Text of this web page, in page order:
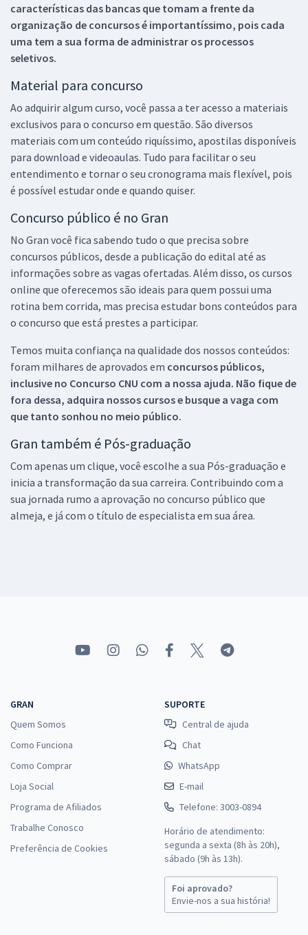
características das bancas que tomam a frente da
organização de concursos é importantíssimo, pois cada
uma tem a sua forma de administrar os processos
seletivos.
Material para concurso
Ao adquirir algum curso, você passa a ter acesso a materiais
exclusivos para o concurso em questão. São diversos
materiais com um conteúdo riquíssimo, apostilas disponíveis
para download e videoaulas. Tudo para facilitar o seu
entendimento e tornar o seu cronograma mais flexível, pois
é possível estudar onde e quando quiser.
Concurso público é no Gran
No Gran você fica sabendo tudo o que precisa sobre
concursos públicos, desde a publicação do edital até as
informações sobre as vagas ofertadas. Além disso, os cursos
online que oferecemos são ideais para quem possui uma
rotina bem corrida, mas precisa estudar bons conteúdos para
o concurso que está prestes a participar.
Temos muita confiança na qualidade dos nossos conteúdos:
foram milhares de aprovados em concursos públicos,
inclusive no Concurso CNU com a nossa ajuda. Não fique de
fora dessa, adquira nossos cursos e busque a vaga com
que tanto sonhou no meio público.
Gran também é Pós-graduação
Com apenas um clique, você escolhe a sua Pós-graduação e
inicia a transformação da sua carreira. Contribuindo com a
sua jornada rumo a aprovação no concurso público que
almeja, e já com o título de especialista em sua área.
GRAN
Quem Somos
Como Funciona
Como Comprar
Loja Social
Programa de Afiliados
Trabalhe Conosco
Preferência de Cookies
SUPORTE
Central de ajuda
Chat
WhatsApp
E-mail
Telefone: 3003-0894
Horário de atendimento:
segunda a sexta (8h às 20h),
sábado (9h às 13h).
Foi aprovado?
Envie-nos a sua história!